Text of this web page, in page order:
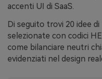
accenti UI di SaaS.
Di seguito trovi 20 idee
selezionate con codici
come bilanciare neutri
evidenziati nel design